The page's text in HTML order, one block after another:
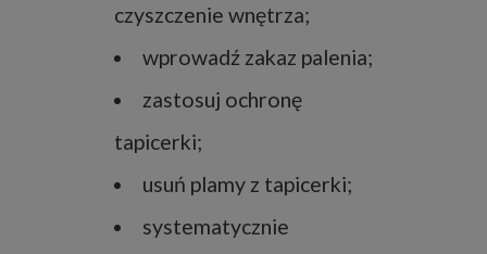
czyszczenie wnętrza;
wprowadź zakaz palenia;
zastosuj ochronę
tapicerki;
usuń plamy z tapicerki;
systematycznie